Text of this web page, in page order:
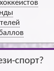
спорт?